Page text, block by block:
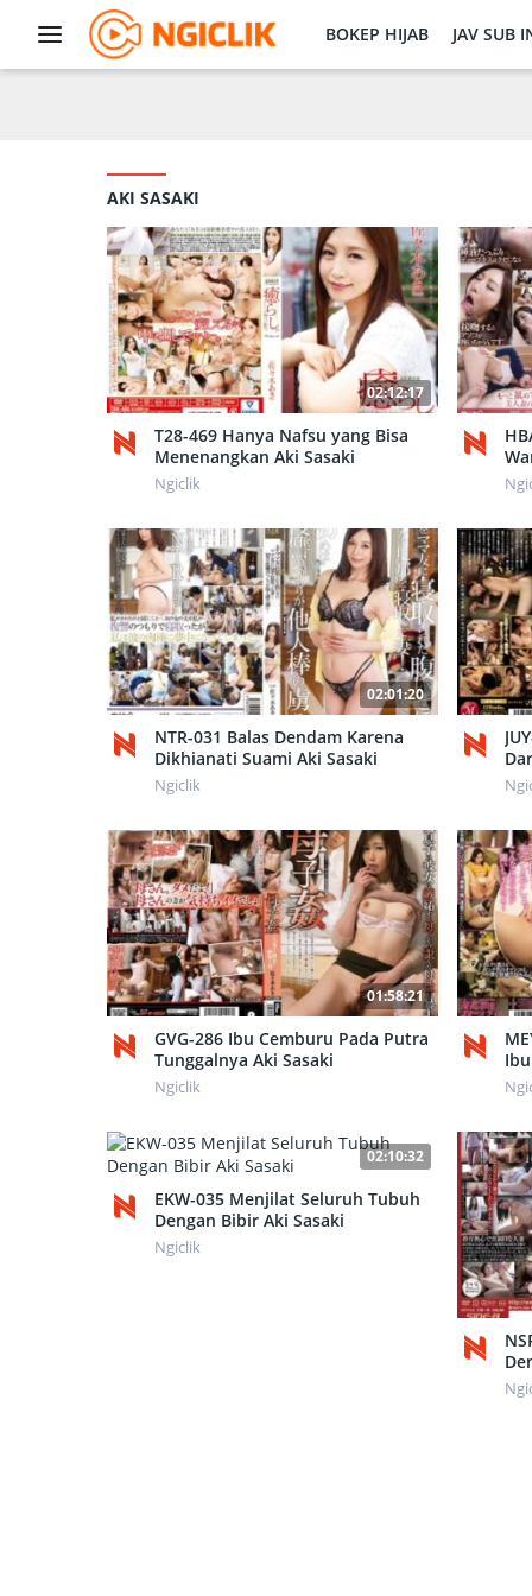
BOKEP HIJAB JAV SUB
AKI SASAKI
02:12:17
T28-469 Hanya Nafsu yang Bisa
Menenangkan Aki Sasaki
Ngiclik
02:01:20
NTR-031 Balas Dendam Karena
Dikhianati Suami Aki Sasaki
Ngiclik
01:58:21
GVG-286 Ibu Cemburu Pada Putra
Tunggalnya Aki Sasaki
Ngiclik
02:10:32
EKW-035 Menjilat Seluruh Tubuh
Dengan Bibir Aki Sasaki
Ngiclik
Aki